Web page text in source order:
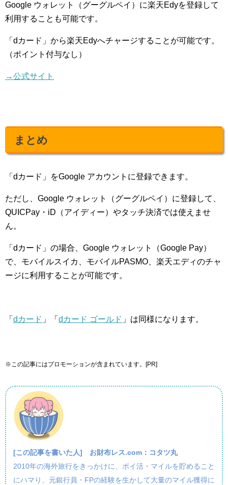
Google ウォレット（グーグルペイ）に楽天Edyを登録して
利用することも可能です。
「dカード」から楽天Edyへチャージすることが可能です。
（ポイント付与なし）
→公式サイト
まとめ
「dカード」をGoogle アカウントに登録できます。
ただし、Google ウォレット（グーグルペイ）に登録して、
QUICPay・iD（アイディー）やタッチ決済では使えませ
ん。
「dカード」の場合、Google ウォレット（Google Pay）
で、モバイルスイカ、モバイルPASMO、楽天エディのチャ
ージに利用することが可能です。
「 dカード 」「 dカード ゴールド 」は同様になります。
※この記事にはプロモーションが含まれています。[PR]
[この記事を書いた人] お財布レス.com：コタツ丸
2010年の海外旅行をきっかけに、ポイ活・マイルを貯めること
にハマり、元銀行員・FPの経験を生かして大量のマイル獲得に